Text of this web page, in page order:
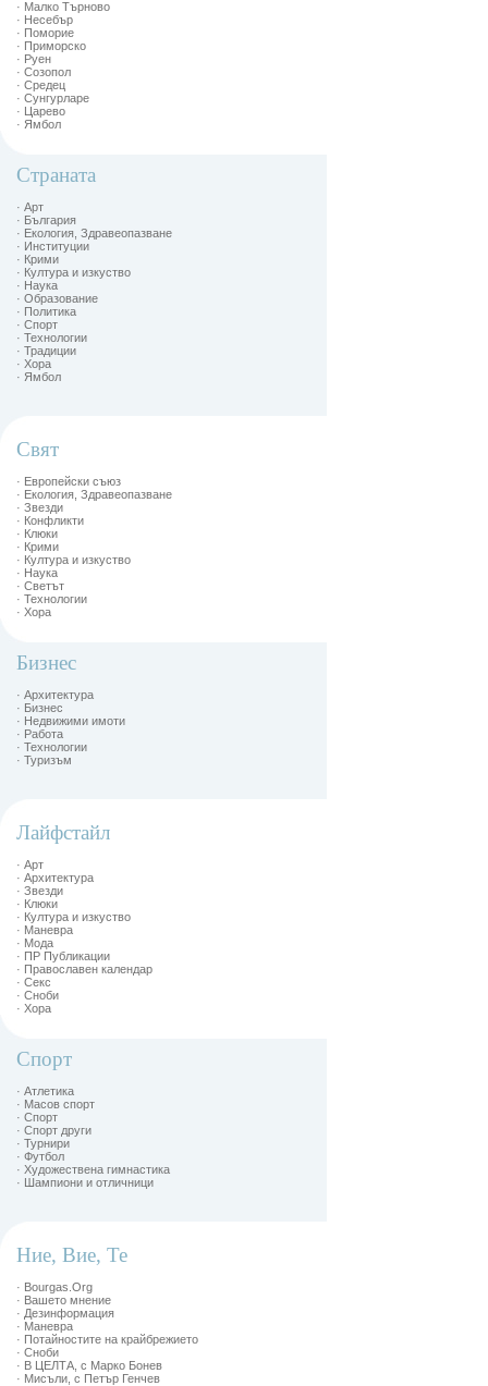
· Малко Търново
· Несебър
· Поморие
· Приморско
· Руен
· Созопол
· Средец
· Сунгурларе
· Царево
· Ямбол
Страната
· Арт
· България
· Екология, Здравеопазване
· Институции
· Крими
· Култура и изкуство
· Наука
· Образование
· Политика
· Спорт
· Технологии
· Традиции
· Хора
· Ямбол
Свят
· Европейски съюз
· Екология, Здравеопазване
· Звезди
· Конфликти
· Клюки
· Крими
· Култура и изкуство
· Наука
· Светът
· Технологии
· Хора
Бизнес
· Архитектура
· Бизнес
· Недвижими имоти
· Работа
· Технологии
· Туризъм
Лайфстайл
· Арт
· Архитектура
· Звезди
· Клюки
· Култура и изкуство
· Маневра
· Мода
· ПР Публикации
· Православен календар
· Секс
· Сноби
· Хора
Спорт
· Атлетика
· Масов спорт
· Спорт
· Спорт други
· Турнири
· Футбол
· Художествена гимнастика
· Шампиони и отличници
Ние, Вие, Те
· Bourgas.Org
· Вашето мнение
· Дезинформация
· Маневра
· Потайностите на крайбрежието
· Сноби
· В ЦЕЛТА, с Марко Бонев
· Мисъли, с Петър Генчев